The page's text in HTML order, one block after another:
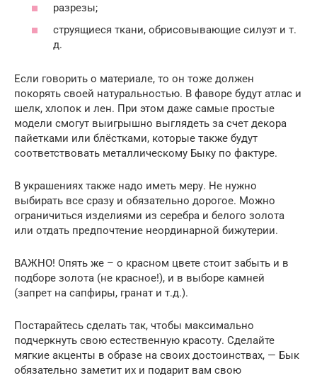
разрезы;
струящиеся ткани, обрисовывающие силуэт и т.
д.
Если говорить о материале, то он тоже должен
покорять своей натуральностью. В фаворе будут атлас и
шелк, хлопок и лен. При этом даже самые простые
модели смогут выигрышно выглядеть за счет декора
пайетками или блёстками, которые также будут
соответствовать металлическому Быку по фактуре.
В украшениях также надо иметь меру. Не нужно
выбирать все сразу и обязательно дорогое. Можно
ограничиться изделиями из серебра и белого золота
или отдать предпочтение неординарной бижутерии.
ВАЖНО! Опять же – о красном цвете стоит забыть и в
подборе золота (не красное!), и в выборе камней
(запрет на сапфиры, гранат и т.д.).
Постарайтесь сделать так, чтобы максимально
подчеркнуть свою естественную красоту. Сделайте
мягкие акценты в образе на своих достоинствах, — Бык
обязательно заметит их и подарит вам свою